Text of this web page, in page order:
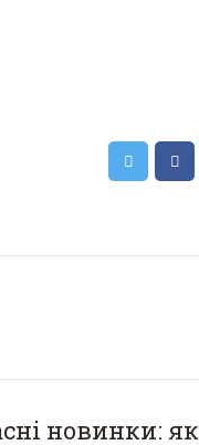
новинки: як